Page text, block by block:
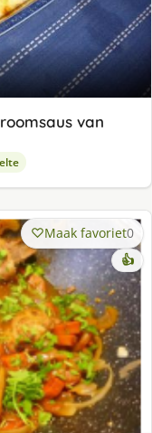
van
Maak favoriet0
👍